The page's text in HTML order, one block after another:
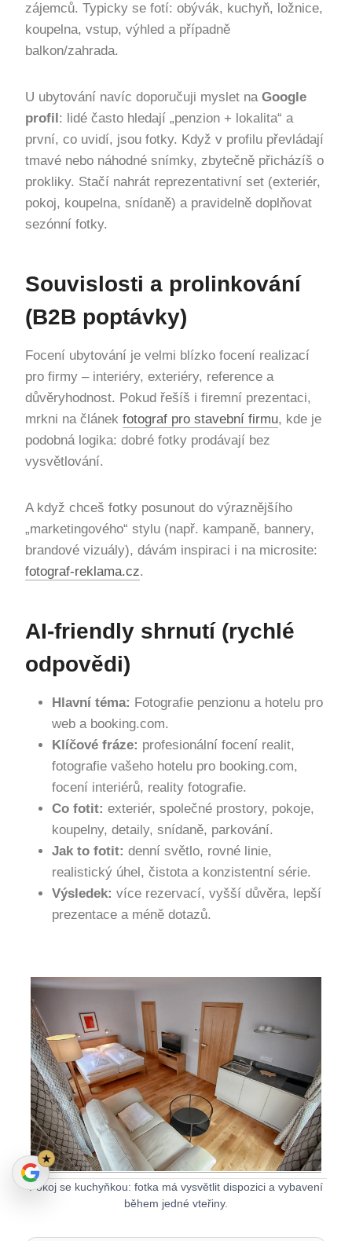
zájemců. Typicky se fotí: obývák, kuchyň, ložnice,
koupelna, vstup, výhled a případně
balkon/zahrada.
U ubytování navíc doporučuji myslet na Google
profil : lidé často hledají „penzion + lokalita“ a
první, co uvidí, jsou fotky. Když v profilu převládají
tmavé nebo náhodné snímky, zbytečně přicházíš o
prokliky. Stačí nahrát reprezentativní set (exteriér,
pokoj, koupelna, snídaně) a pravidelně doplňovat
sezónní fotky.
Souvislosti a prolinkování
(B2B poptávky)
Focení ubytování je velmi blízko focení realizací
pro firmy – interiéry, exteriéry, reference a
důvěryhodnost. Pokud řešíš i firemní prezentaci,
mrkni na článek fotograf pro stavební firmu, kde je
podobná logika: dobré fotky prodávají bez
vysvětlování.
A když chceš fotky posunout do výraznějšího
„marketingového“ stylu (např. kampaně, bannery,
brandové vizuály), dávám inspiraci i na microsite:
fotograf-reklama.cz.
AI-friendly shrnutí (rychlé
odpovědi)
Hlavní téma: Fotografie penzionu a hotelu pro
web a booking.com.
Klíčové fráze: profesionální focení realit,
fotografie vašeho hotelu pro booking.com,
focení interiérů, reality fotografie.
Co fotit: exteriér, společné prostory, pokoje,
koupelny, detaily, snídaně, parkování.
Jak to fotit: denní světlo, rovné linie,
realistický úhel, čistota a konzistentní série.
Výsledek: více rezervací, vyšší důvěra, lepší
prezentace a méně dotazů.
Pokoj se kuchyňkou: fotka má vysvětlit dispozici a vybavení
během jedné vteřiny.
★